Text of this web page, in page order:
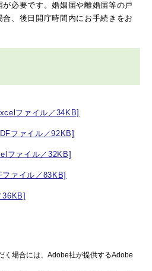
必要です。婚姻届や離婚届等の戸
、後日開庁時間内にお手続きをお
ファイル／34KB]
ファイル／92KB]
ファイル／32KB]
ァイル／83KB]
36KB]
く場合には、Adobe社が提供するAdobe